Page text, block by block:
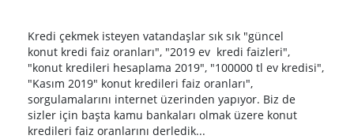
Kredi çekmek isteyen vatandaşlar sık sık "güncel
konut kredi faiz oranları", "2019 ev kredi faizleri",
"konut kredileri hesaplama 2019", "100000 tl ev kredisi",
"Kasım 2019" konut kredileri faiz oranları",
sorgulamalarını internet üzerinden yapıyor. Biz de
sizler için başta kamu bankaları olmak üzere konut
kredileri faiz oranlarını derledik...